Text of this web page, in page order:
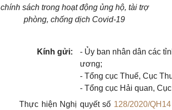
chính sách trong hoạt động ủng hộ, tài trợ
phòng, chống dịch Covid-19
Kính gửi:
- Ủy ban nhân dân các
ương;
- Tổng cục Thuế, Cục
- Tổng cục Hải quan,
Thực hiện Nghị quyết số 128/2020/QH14